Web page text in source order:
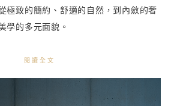
極致的簡約、舒適的自然，到內斂的奢
學的多元面貌。
閱讀全文